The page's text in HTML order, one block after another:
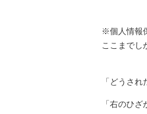
※個人情報
ここまでし
「どうされ
「右のひ